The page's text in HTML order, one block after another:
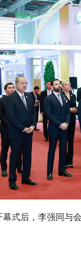
式后，李强同与